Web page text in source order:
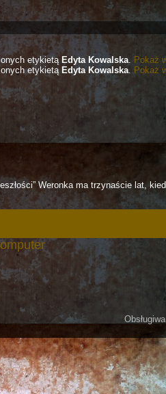
etykietą Edyta Kowalska
Pokaż
etykietą Edyta Kowalska. Pokaż
Weronka ma trzynaście lat,